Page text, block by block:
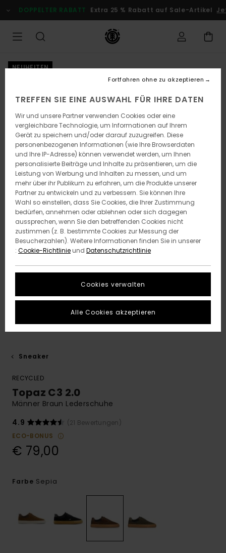
zur
Produktinformation
DOPPELTER RABATT Extra 25 % Rabatt auf Sale-Artikel
NEUHEITEN
Sneaker
RECYCLED
Topaz C3 2.0
Männer Braun Lederschuhe
4.9
(21 Bewertungen)
ECO-BONUS
€ 79,00
Farbe Sepia
TREFFEN SIE EINE AUSWAHL FÜR IHRE DATEN
Wir und unsere Partner verwenden Cookies oder eine
vergleichbare Technologie, um Informationen auf Ihrem
Gerät zu speichern und/oder darauf zuzugreifen. Diese
personenbezogenen Informationen (wie Ihre Browserdaten
und Ihre IP-Adresse) können verwendet werden, um Ihnen
personalisierte Beiträge und Inhalte zu präsentieren, um die
Leistung von Werbung und Inhalten zu messen, und um
mehr über ihr Publikum zu erfahren, um die Produkte unserer
Partner zu entwickeln und zu verbessern. Sie können Ihre
Wahl so einstellen, dass Sie Cookies, die Ihrer Zustimmung
bedürfen, annehmen oder ablehnen oder sich dagegen
aussprechen, wenn Sie den betreffenden Cookies nicht
zustimmen (z. B. bestimmte Cookies zur Messung der
Besucherzahlen). Weitere Informationen finden Sie in unserer
: Cookie-Richtlinieund Datenschutzrichtlinie
Cookies verwalten
Fortfahren ohne zu akzeptieren
Alle Cookies akzeptieren